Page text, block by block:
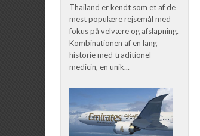
Thailand er kendt som et af de
mest populære rejsemål med
fokus på velvære og afslapning.
Kombinationen af en lang
historie med traditionel
medicin, en unik...